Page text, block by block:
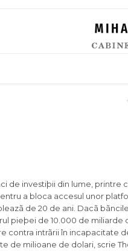
de investiþii din lume, printre
a bloca accesul unor
de 20 de ani. Dacã
pieþei de 10.000 de
intrãrii în incapacitate
de milioane de dolari, scrie